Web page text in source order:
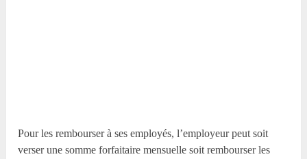
Pour les rembourser à ses employés, l’employeur peut soit
verser une somme forfaitaire mensuelle soit rembourser les